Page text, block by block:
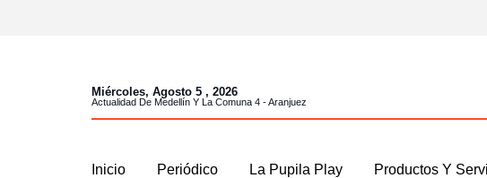
Miércoles, Agosto 5 , 2026
Actualidad De Medellín Y La Comuna 4 - Aranjuez
Inicio Periódico La Pupila Play Productos Y